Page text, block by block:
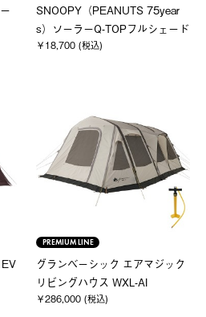
SNOOPY（PEANUTS 75year
s）ソーラーQ-TOPフルシェード
￥18,700 (税込)
PREMIUM LINE
グランベーシック エアマジック
リビングハウス WXL-AI
￥286,000 (税込)